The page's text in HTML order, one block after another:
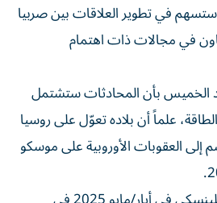
في تطوير العلاقات بين صربيا
في مجالات ذات اهتمام
الخميس بأن المحادثات ستشتمل
علماً أن بلاده تعوّل على روسيا
إلى العقوبات الأوروبية على موسكو